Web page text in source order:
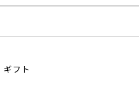
フト